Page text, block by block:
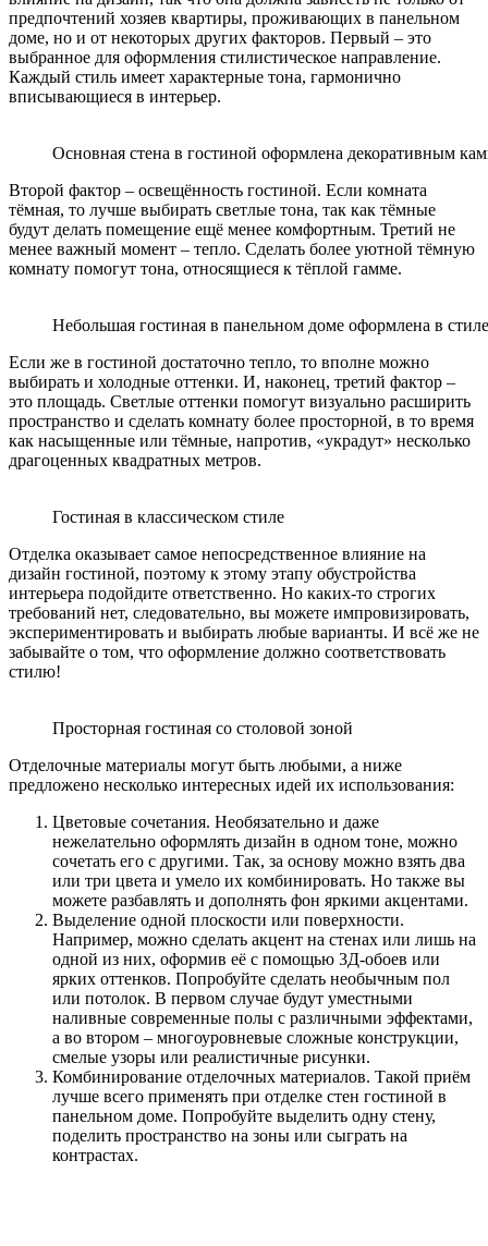
предпочтений хозяев квартиры, проживающих в панельном
доме, но и от некоторых других факторов. Первый – это
выбранное для оформления стилистическое направление.
Каждый стиль имеет характерные тона, гармонично
вписывающиеся в интерьер.
Основная стена в гостиной оформлена декоративным
Второй фактор – освещённость гостиной. Если комната
тёмная, то лучше выбирать светлые тона, так как тёмные
будут делать помещение ещё менее комфортным. Третий не
менее важный момент – тепло. Сделать более уютной тёмную
комнату помогут тона, относящиеся к тёплой гамме.
Небольшая гостиная в панельном доме оформлена в
Если же в гостиной достаточно тепло, то вполне можно
выбирать и холодные оттенки. И, наконец, третий фактор –
это площадь. Светлые оттенки помогут визуально расширить
пространство и сделать комнату более просторной, в то время
как насыщенные или тёмные, напротив, «украдут» несколько
драгоценных квадратных метров.
Гостиная в классическом стиле
Отделка оказывает самое непосредственное влияние на
дизайн гостиной, поэтому к этому этапу обустройства
интерьера подойдите ответственно. Но каких-то строгих
требований нет, следовательно, вы можете импровизировать,
экспериментировать и выбирать любые варианты. И всё же не
забывайте о том, что оформление должно соответствовать
стилю!
Просторная гостиная со столовой зоной
Отделочные материалы могут быть любыми, а ниже
предложено несколько интересных идей их использования:
Цветовые сочетания. Необязательно и даже
нежелательно оформлять дизайн в одном тоне, можно
сочетать его с другими. Так, за основу можно взять два
или три цвета и умело их комбинировать. Но также вы
можете разбавлять и дополнять фон яркими акцентами.
Выделение одной плоскости или поверхности.
Например, можно сделать акцент на стенах или лишь на
одной из них, оформив её с помощью 3Д-обоев или
ярких оттенков. Попробуйте сделать необычным пол
или потолок. В первом случае будут уместными
наливные современные полы с различными эффектами,
а во втором – многоуровневые сложные конструкции,
смелые узоры или реалистичные рисунки.
Комбинирование отделочных материалов. Такой приём
лучше всего применять при отделке стен гостиной в
панельном доме. Попробуйте выделить одну стену,
поделить пространство на зоны или сыграть на
контрастах.